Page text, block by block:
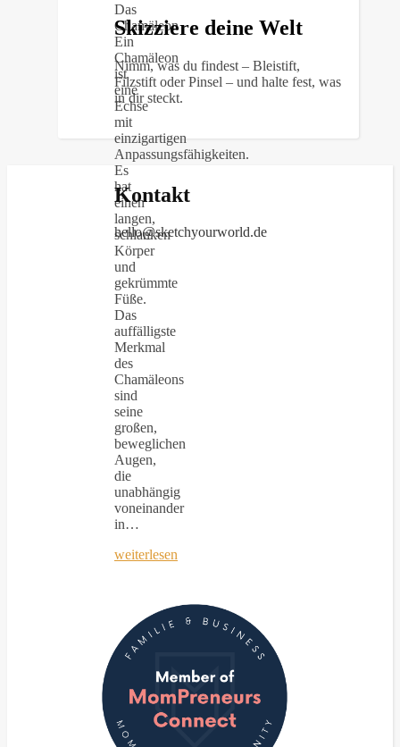
Das
Chamäleon
Ein
Chamäleon
ist
eine
Echse
mit
einzigartigen
Anpassungsfähigkeiten.
Es
hat
einen
langen,
schlanken
Körper
und
gekrümmte
Füße.
Das
auffälligste
Merkmal
des
Chamäleons
sind
seine
großen,
beweglichen
Augen,
die
unabhängig
voneinander
in…
weiterlesen
Skizziere deine Welt
Nimm, was du findest – Bleistift,
Filzstift oder Pinsel – und halte fest, was
in dir steckt.
Kontakt
hello@sketchyourworld.de